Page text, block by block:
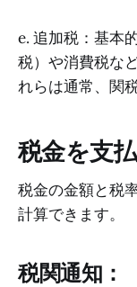
e. 追加税：基本
税）や消費税な
れらは通常、関
税金を支
税金の金額と税
計算できます。
税関通知：